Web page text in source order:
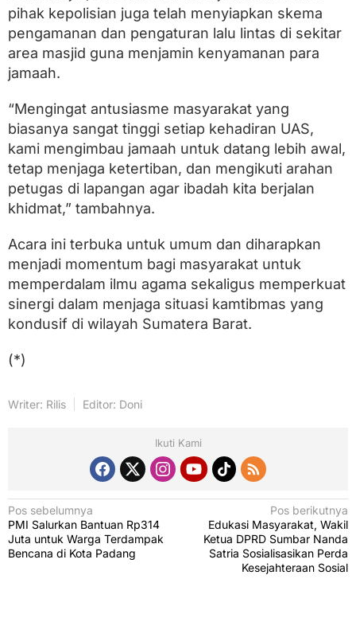
a
n
pihak kepolisian juga telah menyiapkan skema
pengamanan dan pengaturan lalu lintas di sekitar
area masjid guna menjamin kenyamanan para
jamaah.
“Mengingat antusiasme masyarakat yang
biasanya sangat tinggi setiap kehadiran UAS,
kami mengimbau jamaah untuk datang lebih awal,
tetap menjaga ketertiban, dan mengikuti arahan
petugas di lapangan agar ibadah kita berjalan
khidmat,” tambahnya.
Acara ini terbuka untuk umum dan diharapkan
menjadi momentum bagi masyarakat untuk
memperdalam ilmu agama sekaligus memperkuat
sinergi dalam menjaga situasi kamtibmas yang
kondusif di wilayah Sumatera Barat.
(*)
Writer: Rilis Editor: Doni
Ikuti Kami
N
a
v
Pos sebelumnya
PMI Salurkan Bantuan Rp314
Juta untuk Warga Terdampak
Bencana di Kota Padang
Pos berikutnya
Edukasi Masyarakat, Wakil
Ketua DPRD Sumbar Nanda
Satria Sosialisasikan Perda
Kesejahteraan Sosial